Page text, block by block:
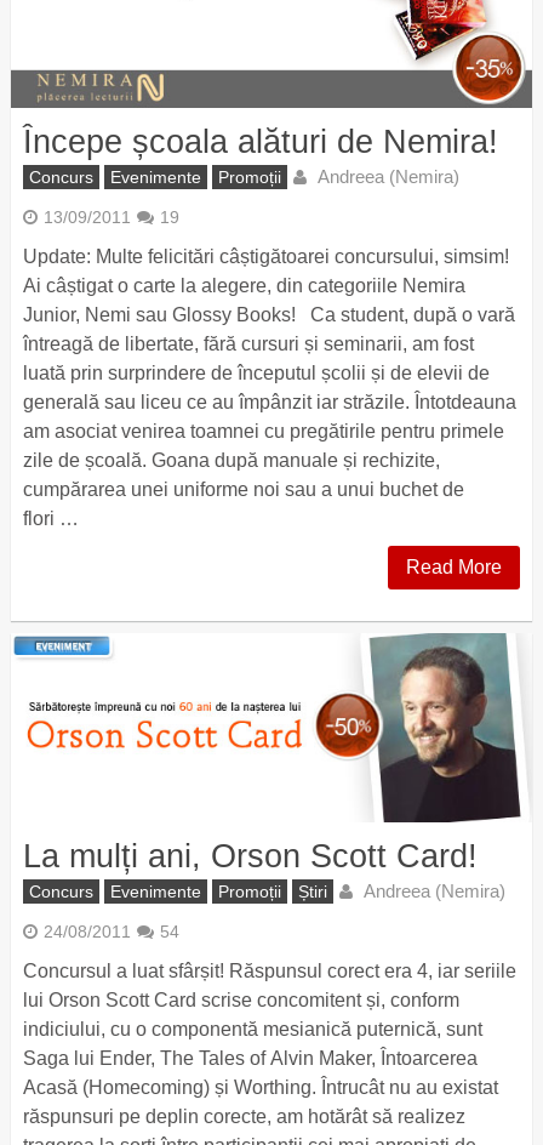
Începe școala alături de Nemira!
Concurs Evenimente Promoții Andreea (Nemira)
13/09/2011 19
Update: Multe felicitări câștigătoarei concursului, simsim!
Ai câștigat o carte la alegere, din categoriile Nemira
Junior, Nemi sau Glossy Books! Ca student, după o vară
întreagă de libertate, fără cursuri și seminarii, am fost
luată prin surprindere de începutul școlii și de elevii de
generală sau liceu ce au împânzit iar străzile. Întotdeauna
am asociat venirea toamnei cu pregătirile pentru primele
zile de școală. Goana după manuale și rechizite,
cumpărarea unei uniforme noi sau a unui buchet de
flori …
Read More
La mulți ani, Orson Scott Card!
Concurs Evenimente Promoții Știri Andreea (Nemira)
24/08/2011 54
Concursul a luat sfârșit! Răspunsul corect era 4, iar seriile
lui Orson Scott Card scrise concomitent și, conform
indiciului, cu o componentă mesianică puternică, sunt
Saga lui Ender, The Tales of Alvin Maker, Întoarcerea
Acasă (Homecoming) și Worthing. Întrucât nu au existat
răspunsuri pe deplin corecte, am hotărât să realizez